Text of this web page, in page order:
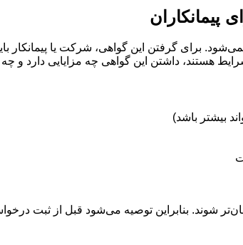
پیمانکاران
برای گرفتن این گواهی، شرکت یا پیمانکار
هستند، داشتن این گواهی چه مزایایی دارد و
شوند. بنابراین توصیه می‌شود قبل از ثبت